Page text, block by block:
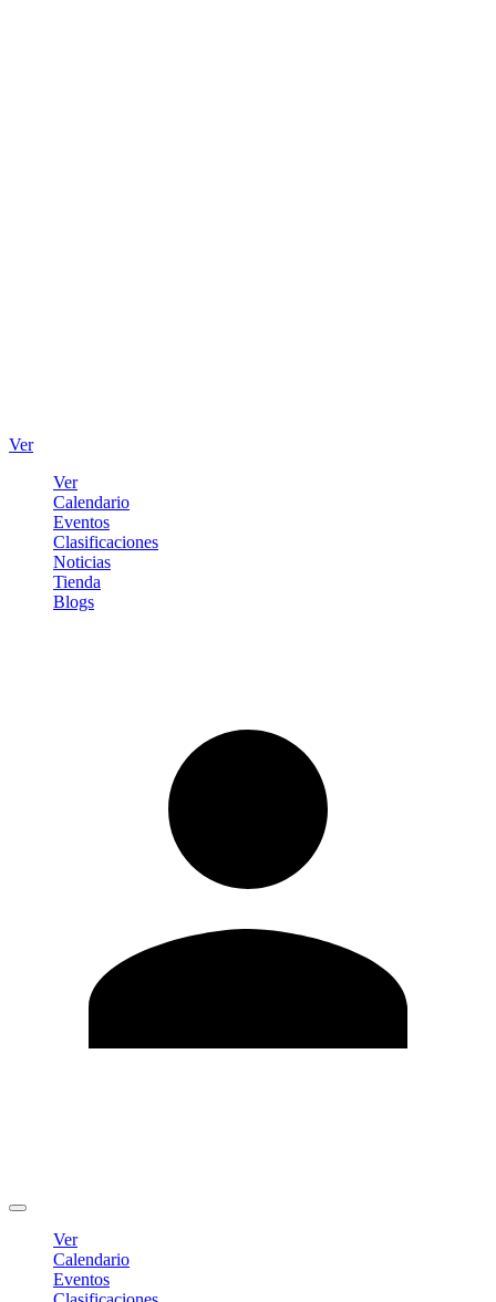
Ver
Ver
Calendario
Eventos
Clasificaciones
Noticias
Tienda
Blogs
Ver
Calendario
Eventos